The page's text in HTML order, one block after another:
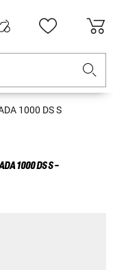
1000 DS S
1000 DS S -